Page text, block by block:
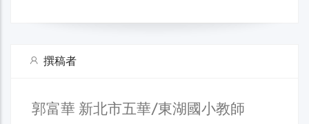
撰稿者
郭富華 新北市五華/東湖國小教師